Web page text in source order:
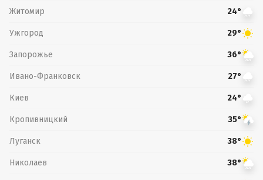
Житомир 24°
Ужгород 29°
Запорожье 36°
Ивано-Франковск 27°
Киев 24°
Кропивницкий 35°
Луганск 38°
Николаев 38°